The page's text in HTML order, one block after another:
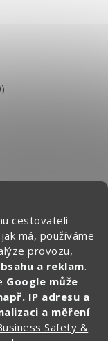
cestovateli
má, používáme
provozu,
a reklam.
Google může
IP adresu a
a měření
Safety &